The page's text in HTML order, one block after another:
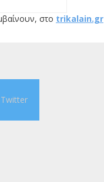
στο trikalain.gr